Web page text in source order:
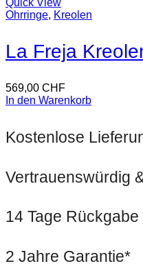
Quick View
Ohrringe, Kreolen
La Freja
569,00 CHF
In den Warenkorb
Kostenlose
Vertrauenswürdig
14 Tage Rückgabe
2 Jahre Garantie*